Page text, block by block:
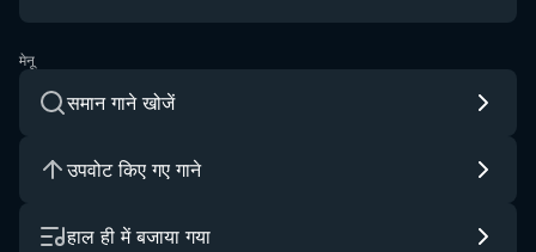
मेनू
समान गाने खोजें
उपवोट किए गए गाने
हाल ही में बजाया गया